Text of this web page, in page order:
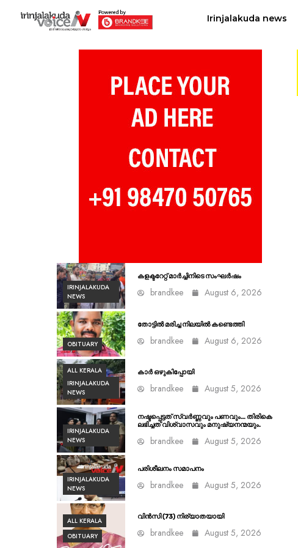
Irinjalakuda news
IRINJALAKUDA
NEWS
കളക്ടറേറ്റ് മാർച്ചിനിടെ സംഘർഷം
brandkee August 6, 2026
OBITUARY
തോട്ടിൽ മരിച്ച നിലയിൽ കണ്ടെത്തി
brandkee August 6, 2026
ALL KERALA
IRINJALAKUDA
NEWS
കാർ ഒഴുകിപ്പോയി
brandkee August 5, 2026
IRINJALAKUDA
NEWS
നഷ്ടപ്പെട്ടത് സ്വർണ്ണവും പണവും… തിരികെ
ലഭിച്ചത് വിശ്വാസവും മനുഷ്യനന്മയും.
brandkee August 5, 2026
IRINJALAKUDA
NEWS
പരിശീലനം സമാപനം
brandkee August 5, 2026
ALL KERALA
OBITUARY
വിൻസി (73) നിര്യാതയായി
brandkee August 5, 2026